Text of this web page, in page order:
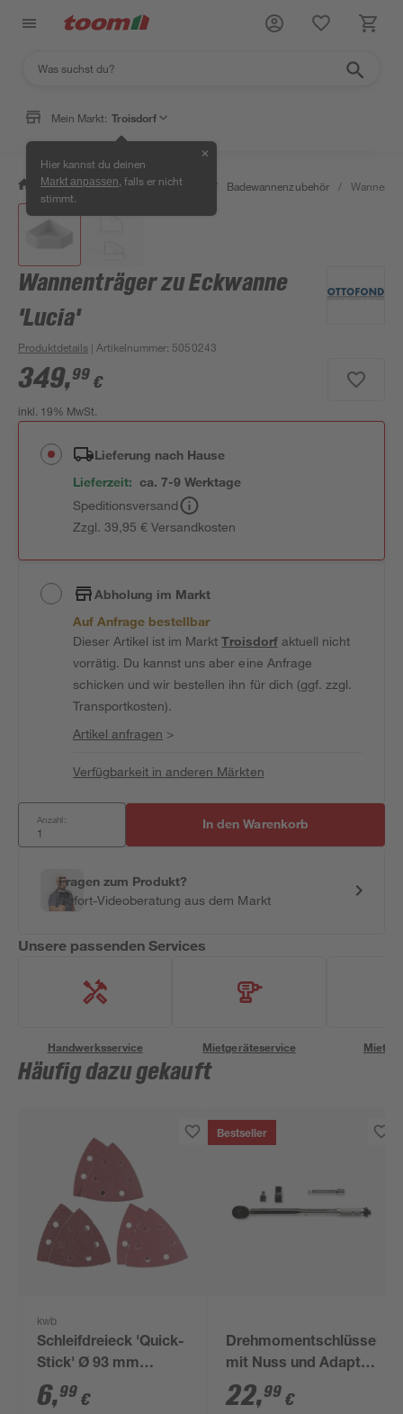
Mein Markt: Troisdorf
Hier kannst du deinen
Markt anpassen , falls er nicht
stimmt.
✕
/ Bad & Sanitär / Badewannen / Badewannenzubehör /
Wannenträger zu Eckwanne
'Lucia'
Produktdetails | Artikelnummer: 5050243
349,99 €
inkl. 19% MwSt.
Lieferung nach Hause
Lieferzeit: ca. 7-9 Werktage
Speditionsversand
Zzgl. 39,95 € Versandkosten
Abholung im Markt
Auf Anfrage bestellbar
Dieser Artikel ist im MarktTroisdorfaktuell nicht
vorrätig. Du kannst uns aber eine Anfrage
schicken und wir bestellen ihn für dich (ggf. zzgl.
Transportkosten).
Artikel anfragen >
Verfügbarkeit in anderen Märkten
Anzahl: In den Warenkorb
Fragen zum Produkt?
Sofort-Videoberatung aus dem Markt
Unsere passenden Services
Handwerksservice Mietgeräteservice
Häufig dazu gekauft
kwb
Schleifdreieck 'Quick-
Stick' Ø 93 mm
K40/120/240 5 Stück
6,99 €
Bestseller
Drehmomentschlüssel
mit Nuss und Adapter
1/2"
22,99 €